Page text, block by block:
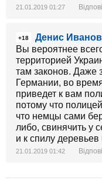
21.01.2019 01:27
+18
Денис
Вы вероятнее
территорией
там законов. Даже
Германии, во
приведет к вам
потому что
что немцы сами
либо, свинячить у
и к спилу
21.01.2019 01:42